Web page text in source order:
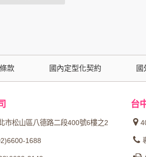
或說明文字呈現，除供內部研究外，
使用於蒐集目的以外之其他用途。
個人識別資料，本網站也可以從商業
生日期、性別、行業等相關資料，當
款 國內定型化契約 國
市松山區八德路二段400號6樓之2
1688
台